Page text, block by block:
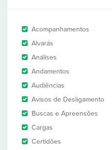
Acompanhamentos
Alvarás
Análises
Andamentos
Audiências
Avisos de Desligamento
Buscas e Apreensões
Cargas
Certidões